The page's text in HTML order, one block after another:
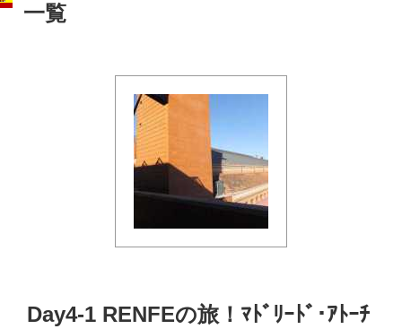
一覧
Day4-1 RENFEの旅！ﾏﾄﾞﾘｰﾄﾞ･ｱﾄｰﾁ